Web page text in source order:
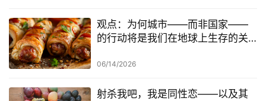
观点：为何城市——而非国家——
的行动将是我们在地球上生存的关
06/14/2026
射杀我吧，我是同性恋——以及其